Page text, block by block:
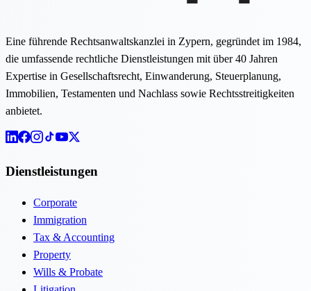
Eine führende Rechtsanwaltskanzlei in Zypern, gegründet im 1984,
die umfassende rechtliche Dienstleistungen mit über 40 Jahren
Expertise in Gesellschaftsrecht, Einwanderung, Steuerplanung,
Immobilien, Testamenten und Nachlass sowie Rechtsstreitigkeiten
anbietet.
Dienstleistungen
Corporate
Immigration
Tax & Accounting
Property
Wills & Probate